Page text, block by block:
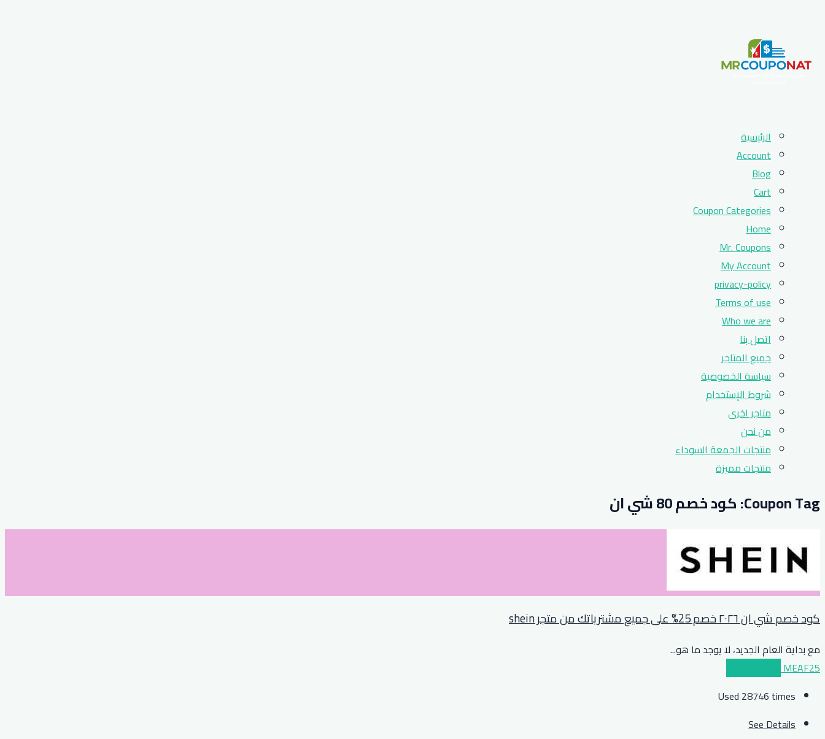
الرئيسية
Account
Blog
Cart
Coupon Categories
Home
Mr. Coupons
My Account
privacy-policy
Terms of use
Who we are
اتصل بنا
جميع المتاجر
سياسة الخصوصية
شروط الإستخدام
متاجر اخرى
من نحن
منتجات الجمعة السوداء
منتجات مميزة
Coupon Tag: كود خصم 80 شي ان
كود خصم شي ان ٢٠٢٦ خصم 25% على جميع مشترياتك من متجر shein
مع بداية العام الجديد، لا يوجد ما هو...
MEAF25
Used 28746 times
See Details